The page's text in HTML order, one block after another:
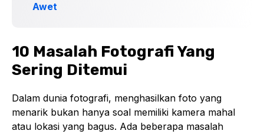
Awet
10 Masalah Fotografi Yang
Sering Ditemui
Dalam dunia fotografi, menghasilkan foto yang
menarik bukan hanya soal memiliki kamera mahal
atau lokasi yang bagus. Ada beberapa masalah